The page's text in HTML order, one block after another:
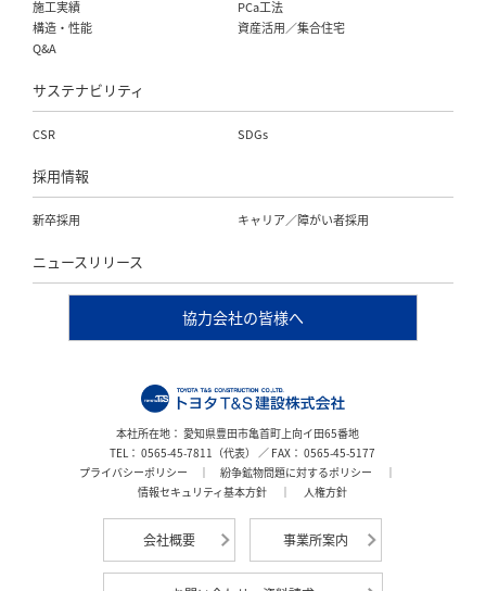
施工実績
PCa工法
構造・性能
資産活用／集合住宅
Q&A
サステナビリティ
CSR SDGs
採用情報
新卒採用 キャリア／障がい者採用
ニュースリリース
協力会社の皆様へ
本社所在地： 愛知県豊田市亀首町上向イ田65番地
TEL： 0565-45-7811（代表） ／ FAX： 0565-45-5177
プライバシーポリシー ｜ 紛争鉱物問題に対するポリシー
｜
情報セキュリティ基本方針 ｜ 人権方針
会社概要 事業所案内